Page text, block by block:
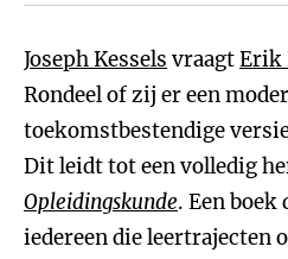
Joseph Kessels vraagtErik
Rondeel of zij er een
toekomstbestendige
Dit leidt tot een volledig
Opleidingskunde. Een boek
iedereen die leertrajecten